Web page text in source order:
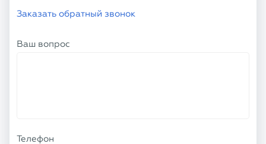
Заказать обратный звонок
Ваш вопрос